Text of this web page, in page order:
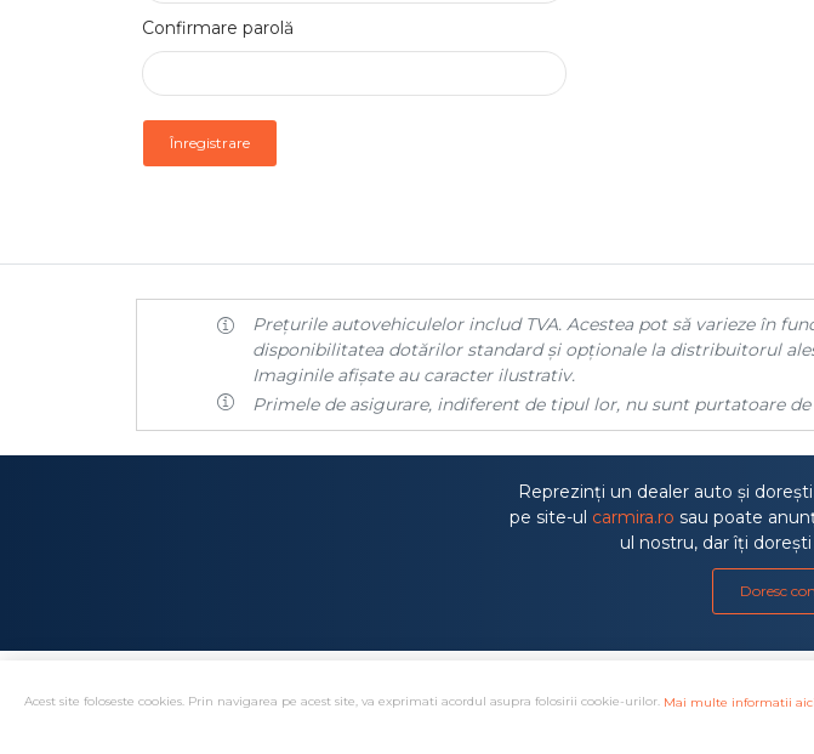
Acest site foloseste cookies. Prin navigarea pe acest site, va exprimati acordul asupra folosirii cookie-urilor. Mai multe informatii
Confirmare parolă
Înregistrare
Prețurile autovehiculelor includ TVA. Acestea pot să varieze în
disponibilitatea dotărilor standard și opționale la distribuitorul
Imaginile afișate au caracter ilustrativ.
Primele de asigurare, indiferent de tipul lor, nu sunt purtatoare de
Reprezinți un dealer auto și
pe site-ul carmira.ro sau poate
ul nostru, dar îți
Doresc